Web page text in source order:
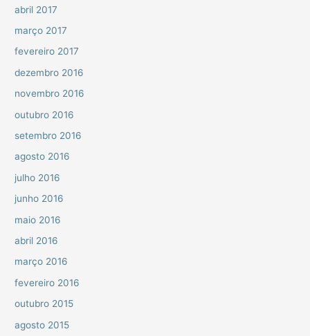
abril 2017
março 2017
fevereiro 2017
dezembro 2016
novembro 2016
outubro 2016
setembro 2016
agosto 2016
julho 2016
junho 2016
maio 2016
abril 2016
março 2016
fevereiro 2016
outubro 2015
agosto 2015